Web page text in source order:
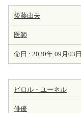
後藤由夫
医師
命日 : 2020年 09月03日
ビロル・ユーネル
俳優